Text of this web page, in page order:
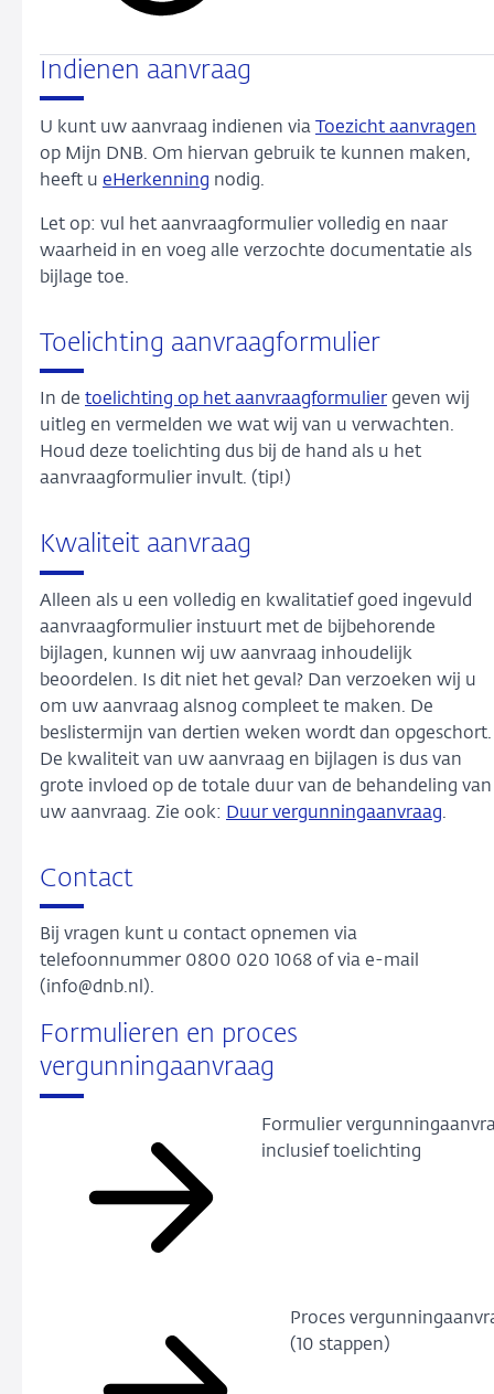
Indienen aanvraag
U kunt uw aanvraag indienen via
Toezicht aanvragen
op Mijn DNB. Om hiervan gebruik te kunnen maken,
heeft u eHerkenning nodig.
Let op: vul het aanvraagformulier volledig en naar
waarheid in en voeg alle verzochte documentatie als
bijlage toe.
Toelichting aanvraagformulier
In de toelichting op het aanvraagformulier geven wij
uitleg en vermelden we wat wij van u verwachten.
Houd deze toelichting dus bij de hand als u het
aanvraagformulier invult. (tip!)
Kwaliteit aanvraag
Alleen als u een volledig en kwalitatief goed ingevuld
aanvraagformulier instuurt met de bijbehorende
bijlagen, kunnen wij uw aanvraag inhoudelijk
beoordelen. Is dit niet het geval? Dan verzoeken wij u
om uw aanvraag alsnog compleet te maken. De
beslistermijn van dertien weken wordt dan opgeschort.
De kwaliteit van uw aanvraag en bijlagen is dus van
grote invloed op de totale duur van de behandeling van
uw aanvraag. Zie ook: Duur vergunningaanvraag.
Contact
Bij vragen kunt u contact opnemen via
telefoonnummer 0800 020 1068 of via e-mail
(info@dnb.nl).
Formulieren en proces
vergunningaanvraag
Formulier
inclusief toelichting
Proces
(10 stappen)